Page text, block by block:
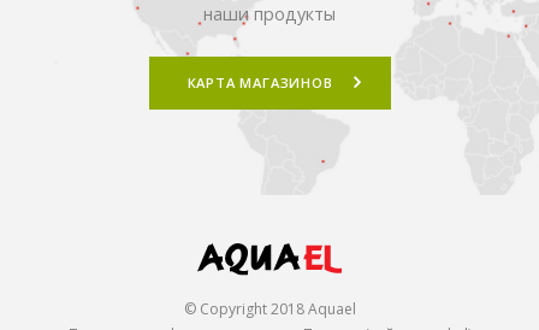
наши продукты
КАРТА МАГАЗИНОВ
© Copyright 2018 Aquael